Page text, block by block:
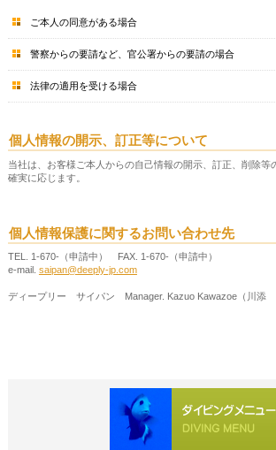
ご本人の同意がある場合
警察からの要請など、官公署からの要請の場合
法律の適用を受ける場合
個人情報の開示、訂正等について
当社は、お客様ご本人からの自己情報の開示、訂正、削除等
確実に応じます。
個人情報保護に関するお問い合わせ先
TEL. 1-670-（申請中） FAX. 1-670-（申請中）
e-mail. saipan@deeply-jp.com
ディープリー サイパン Manager. Kazuo Kawazoe（川添